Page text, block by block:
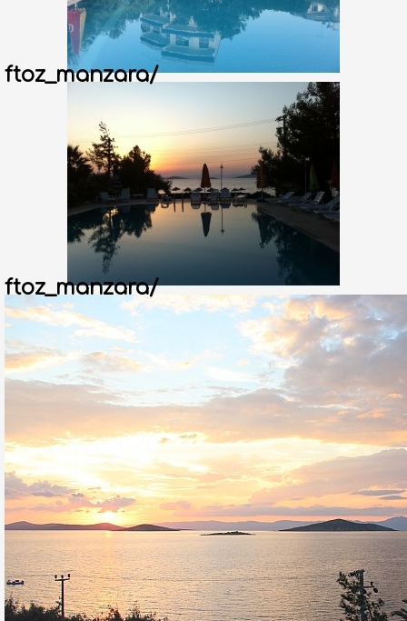
ftoz_manzara/
ftoz_manzara/